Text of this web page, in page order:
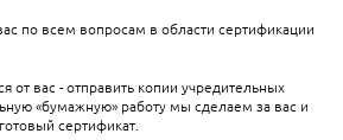
по всем вопросам в области сертификации
от вас - отправить копии учредительных
«бумажную» работу мы сделаем за вас и
сертификат.